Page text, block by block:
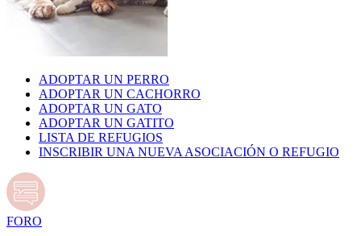
ADOPTAR UN PERRO
ADOPTAR UN CACHORRO
ADOPTAR UN GATO
ADOPTAR UN GATITO
LISTA DE REFUGIOS
INSCRIBIR UNA NUEVA ASOCIACIÓN O REFUGIO
FORO